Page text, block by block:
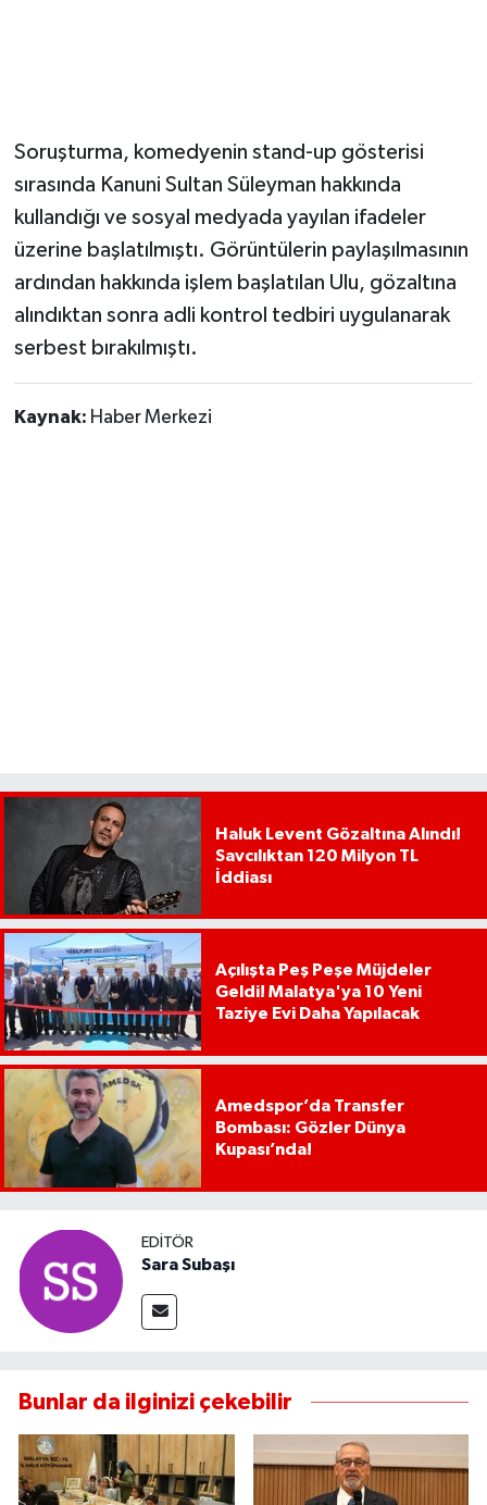
Soruşturma, komedyenin stand-up gösterisi
sırasında Kanuni Sultan Süleyman hakkında
kullandığı ve sosyal medyada yayılan ifadeler
üzerine başlatılmıştı. Görüntülerin paylaşılmasının
ardından hakkında işlem başlatılan Ulu, gözaltına
alındıktan sonra adli kontrol tedbiri uygulanarak
serbest bırakılmıştı.
Kaynak: Haber Merkezi
Haluk Levent Gözaltına Alındı!
Savcılıktan 120 Milyon TL
İddiası
Açılışta Peş Peşe Müjdeler
Geldi! Malatya'ya 10 Yeni
Taziye Evi Daha Yapılacak
Amedspor’da Transfer
Bombası: Gözler Dünya
Kupası’nda!
EDITÖR
Sara Subaşı
Bunlar da ilginizi çekebilir